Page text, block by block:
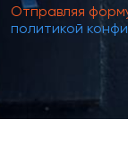
Отправляя
политикой